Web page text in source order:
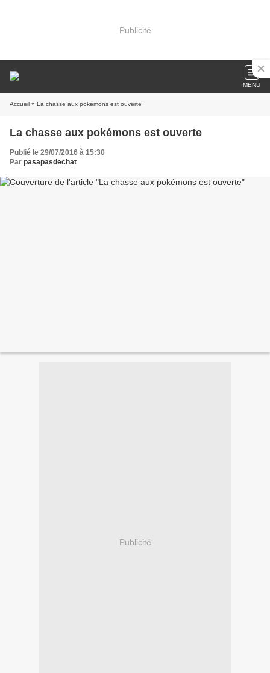
Publicité
MENU
Accueil » La chasse aux pokémons est ouverte
La chasse aux pokémons est ouverte
Publié le 29/07/2016 à 15:30
Par pasapasdechat
Publicité